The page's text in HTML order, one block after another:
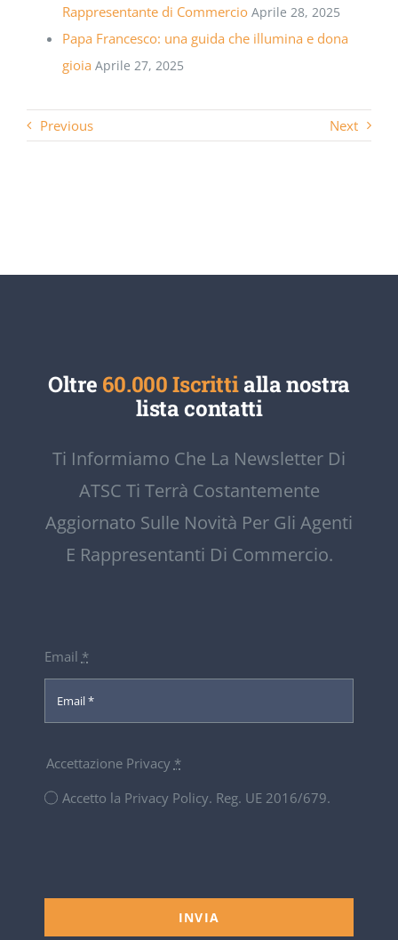
Rappresentante di Commercio Aprile 28, 2025
Papa Francesco: una guida che illumina e dona
gioia Aprile 27, 2025
Previous Next
Oltre 60.000 Iscrittialla nostra
lista contatti
Ti Informiamo Che La Newsletter Di
ATSC Ti Terrà Costantemente
Aggiornato Sulle Novità Per Gli Agenti
E Rappresentanti Di Commercio.
Email *
Accettazione Privacy *
Accetto la Privacy Policy. Reg. UE 2016/679.
INVIA